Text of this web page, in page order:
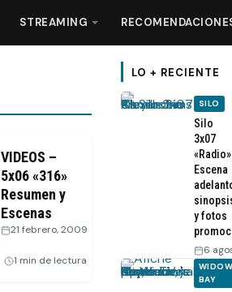
STREAMING
VIDEOS –
5x06 «316»
Resumen y
Escenas
21 febrero, 2009
1 min de lectura
LO + RECIENTE
SILO
Silo
3x07
Escena
y fotos
6
BAY